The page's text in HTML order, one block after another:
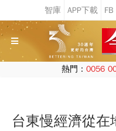
熱門： 0056
台東慢經濟從